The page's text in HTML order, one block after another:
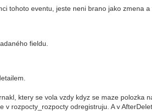
tohoto eventu, jeste neni brano jako zmena
fieldu.
ktery se vola vzdy kdyz se maze polozka
rozpocty_rozpocty odregistruju. A v